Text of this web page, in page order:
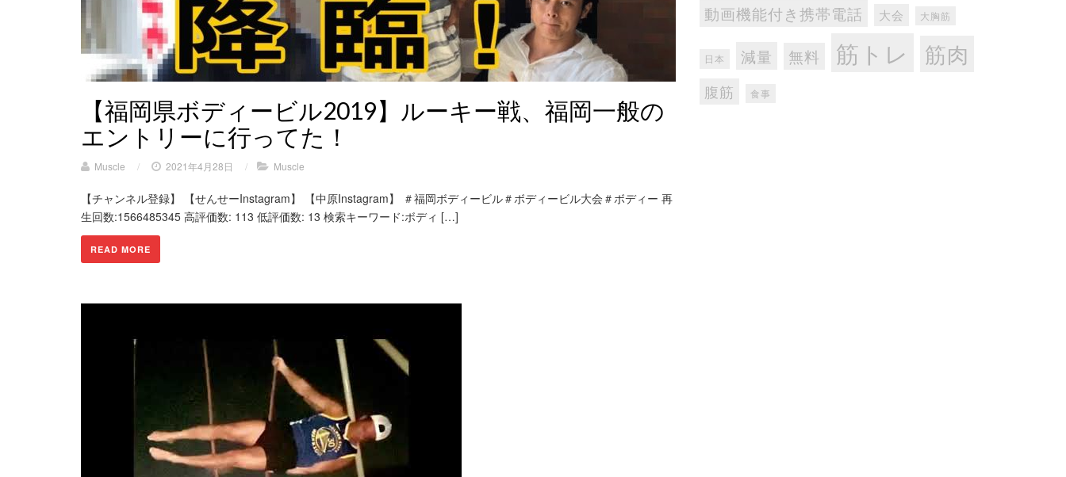
【福岡県ボディービル2019】ルーキー戦、福岡一般の
エントリーに行ってた！
Muscle / 2021年4月28日 / Muscle
【チャンネル登録】 【せんせーInstagram】 【中原Instagram】 ＃福岡ボディービル＃ボディービル大会＃ボディー 再
生回数:1566485345 高評価数: 113 低評価数: 13 検索キーワード:ボディ […]
READ MORE
動画機能付き携帯電話 大会 大胸筋
日本 減量 無料 筋トレ 筋肉
腹筋 食事